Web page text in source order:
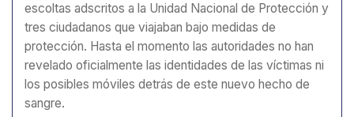
escoltas adscritos a la Unidad Nacional de Protección y
tres ciudadanos que viajaban bajo medidas de
protección. Hasta el momento las autoridades no han
revelado oficialmente las identidades de las víctimas ni
los posibles móviles detrás de este nuevo hecho de
sangre.